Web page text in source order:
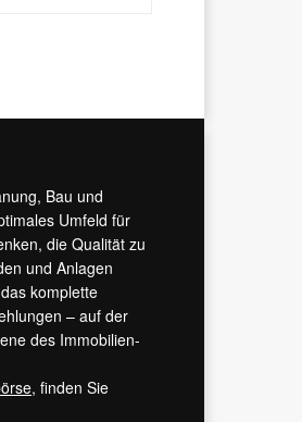
Bau und
Umfeld für
die Qualität zu
und Anlagen
komplette
– auf der
des Immobilien-
, finden Sie